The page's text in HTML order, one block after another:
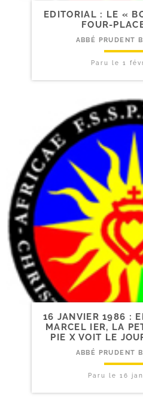
EDITORIAL : LE «
FOUR-​
ABBÉ PRUDENT
Paru le 1
16 JANVIER 1986 :
MARCEL IER, LA
PIE X VOIT LE
ABBÉ PRUDENT
Paru le 16